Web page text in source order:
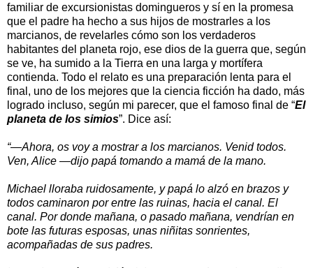
familiar de excursionistas domingueros y sí en la promesa
que el padre ha hecho a sus hijos de mostrarles a los
marcianos, de revelarles cómo son los verdaderos
habitantes del planeta rojo, ese dios de la guerra que, según
se ve, ha sumido a la Tierra en una larga y mortífera
contienda. Todo el relato es una preparación lenta para el
final, uno de los mejores que la ciencia ficción ha dado, más
logrado incluso, según mi parecer, que el famoso final de “El
planeta de los simios”. Dice así:
“—Ahora, os voy a mostrar a los marcianos. Venid todos.
Ven, Alice —dijo papá tomando a mamá de la mano.
Michael lloraba ruidosamente, y papá lo alzó en brazos y
todos caminaron por entre las ruinas, hacia el canal. El
canal. Por donde mañana, o pasado mañana, vendrían en
bote las futuras esposas, unas niñitas sonrientes,
acompañadas de sus padres.